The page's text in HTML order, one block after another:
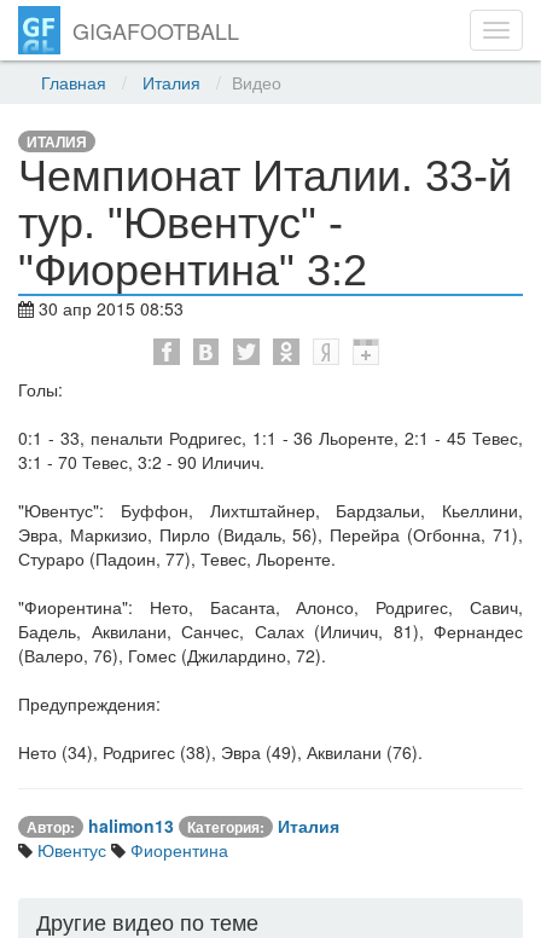
GIGAFOOTBALL
Главная Италия Видео
ИТАЛИЯ
Чемпионат Италии. 33-й
тур. "Ювентус" -
"Фиорентина" 3:2
30 апр 2015 08:53
Голы:
0:1 - 33, пенальти Родригес, 1:1 - 36 Льоренте, 2:1 - 45 Тевес,
3:1 - 70 Тевес, 3:2 - 90 Иличич.
"Ювентус": Буффон, Лихтштайнер, Бардзальи, Кьеллини,
Эвра, Маркизио, Пирло (Видаль, 56), Перейра (Огбонна, 71),
Стураро (Падоин, 77), Тевес, Льоренте.
"Фиорентина": Нето, Басанта, Алонсо, Родригес, Савич,
Бадель, Аквилани, Санчес, Салах (Иличич, 81), Фернандес
(Валеро, 76), Гомес (Джилардино, 72).
Предупреждения:
Нето (34), Родригес (38), Эвра (49), Аквилани (76).
Автор: halimon13 Категория:
Италия
Ювентус
Фиорентина
Другие видео по теме